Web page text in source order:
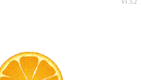
v1.5.2